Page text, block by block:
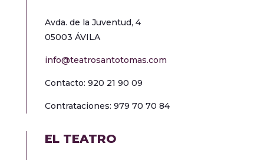
Avda. de la Juventud, 4
05003 ÁVILA
info@teatrosantotomas.com
Contacto: 920 21 90 09
Contrataciones: 979 70 70 84
EL TEATRO